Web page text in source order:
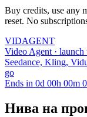
Buy credits, use any
reset. No
VIDAGENT
Video Agent · launch
Seedance, Kling,
go
Ends in 0d 00h 00m
Нива на